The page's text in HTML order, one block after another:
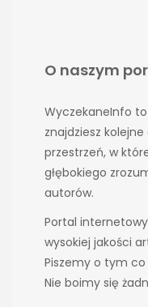
O naszym
WyczekaneInfo
znajdziesz
przestrzeń, w
głębokiego
autorów.
Portal
wysokiej jakości
Piszemy o tym
Nie boimy się